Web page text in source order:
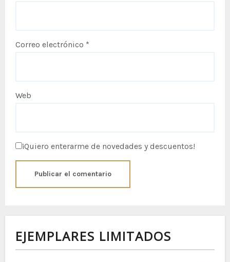
Correo electrónico *
Web
¡Quiero enterarme de novedades y descuentos!
EJEMPLARES LIMITADOS